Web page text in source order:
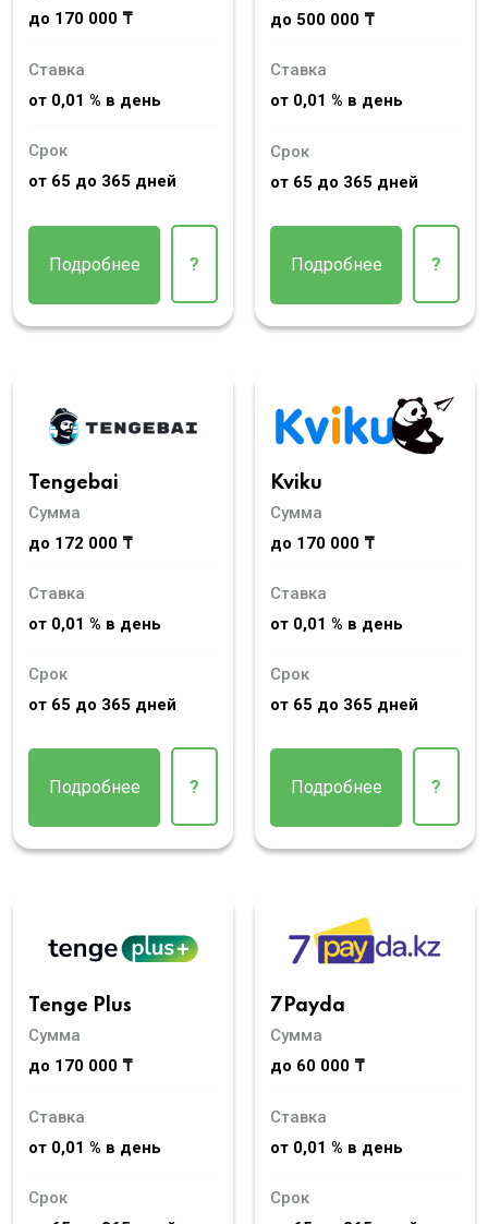
до 170 000 ₸
Ставка
от 0,01 % в день
Срок
от 65 до 365 дней
Подробнее ?
до 500 000 ₸
Ставка
от 0,01 % в день
Срок
от 65 до 365 дней
Подробнее ?
Tengebai
Сумма
до 172 000 ₸
Ставка
от 0,01 % в день
Срок
от 65 до 365 дней
Подробнее ?
Kviku
Сумма
до 170 000 ₸
Ставка
от 0,01 % в день
Срок
от 65 до 365 дней
Подробнее ?
Tenge Plus
Сумма
до 170 000 ₸
Ставка
от 0,01 % в день
Срок
7Payda
Сумма
до 60 000 ₸
Ставка
от 0,01 % в день
Срок